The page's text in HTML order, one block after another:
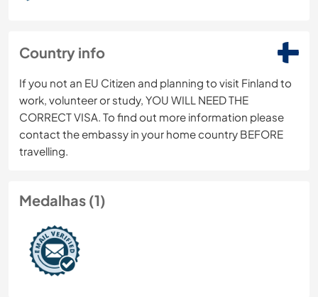
Country info
If you not an EU Citizen and planning to visit Finland to
work, volunteer or study, YOU WILL NEED THE
CORRECT VISA. To find out more information please
contact the embassy in your home country BEFORE
travelling.
Medalhas (1)